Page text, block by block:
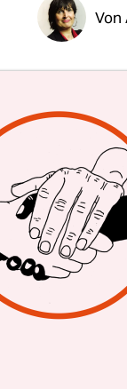
Von
Joseph
nicht
Kirche
Bei den
wie das
die